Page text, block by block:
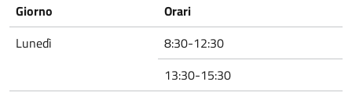
Giorno
Orari
Lunedì
8:30-12:30
13:30-15:30